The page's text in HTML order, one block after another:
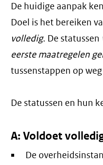
De huidige aanpak
Doel is het bereiken
volledig. De statussen
eerste maatregelen
tussenstappen op
De statussen en hun
A: Voldoet
De